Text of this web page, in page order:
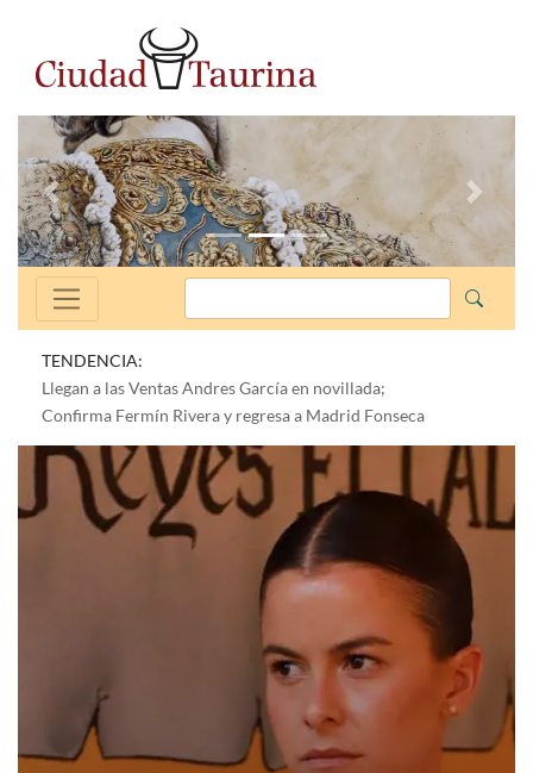
Anterior
TENDENCIA:
Llegan a las Ventas Andres García en novillada;
Confirma Fermín Rivera y regresa a Madrid Fonseca